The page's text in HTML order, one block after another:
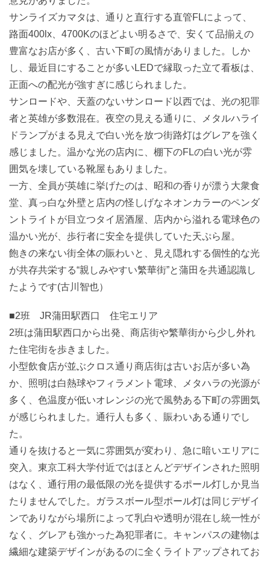
サンライズカマタは、通りと直行する直管FLによって、
路面400lx、4700Kのほどよい明るさで、安くて品揃えの
豊富なお店が多く、古い下町の風情がありました。しか
し、最近目にすることが多いLEDで縁取った立て看板は、
正面への配光が強すぎに感じられました。
サンロードや、天蓋のないサンロード以西では、光の犯罪
者と英雄が多数混在。夜空の見える通りに、メタルハライ
ドランプがまる見えで白い光を放つ街路灯はグレアを強く
感じました。温かな光の店内に、棚下のFLの白い光が雰
囲気を壊している靴屋もありました。
一方、全員が英雄に挙げたのは、昭和の香りが漂う大衆食
堂、真っ白な外壁と店内の怪しげなネオンカラーのペンダ
ントライトが目立つタイ居酒屋、店内から溢れる電球色の
温かい光が、歩行者に安全を提供していた天ぷら屋。
飽きの来ない街全体の賑わいと、見え隠れする個性的な光
が共存共栄する“親しみやすい繁華街”と蒲田を共通認識し
たようです(古川智也）
■2班 JR蒲田駅西口 住宅エリア
2班は蒲田駅西口から出発、商店街や繁華街から少し外れ
た住宅街を歩きました。
小型飲食店が並ぶクロス通り商店街は古いお店が多い為
か、照明は白熱球やフィラメント電球、メタハラの光源が
多く、色温度が低いオレンジの光で風勢ある下町の雰囲気
が感じられました。通行人も多く、賑わいある通りでし
た。
通りを抜けると一気に雰囲気が変わり、急に暗いエリアに
突入。東京工科大学付近ではほとんどデザインされた照明
はなく、通行用の最低限の光を提供するポール灯しか見当
たりませんでした。ガラスボール型ポール灯は同じデザイ
ンでありながら場所によって乳白や透明が混在し統一性が
なく、グレアも強かった為犯罪者に。キャンパスの建物は
繊細な建築デザインがあるのに全くライトアップされてお